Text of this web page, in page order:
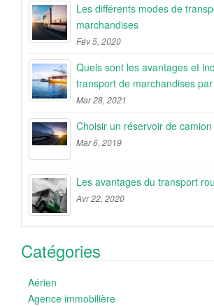
Les différents modes de
marchandises
Fév 5, 2020
Quels sont les avantages et
transport de marchandises
Mar 28, 2021
Choisir un réservoir de camion
Mar 6, 2019
Les avantages du transport
Avr 22, 2020
Catégories
Aérien
Agence immobilière